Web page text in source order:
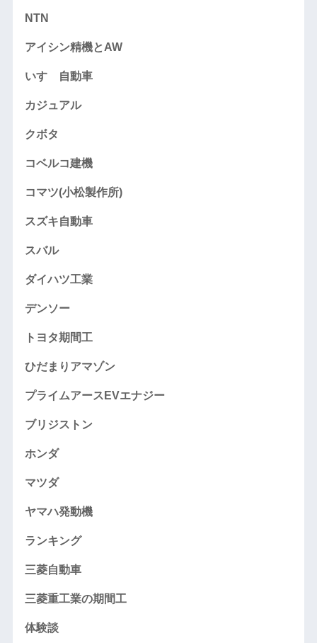
NTN
アイシン精機とAW
いすゞ自動車
カジュアル
クボタ
コベルコ建機
コマツ(小松製作所)
スズキ自動車
スバル
ダイハツ工業
デンソー
トヨタ期間工
ひだまりアマゾン
プライムアースEVエナジー
ブリジストン
ホンダ
マツダ
ヤマハ発動機
ランキング
三菱自動車
三菱重工業の期間工
体験談